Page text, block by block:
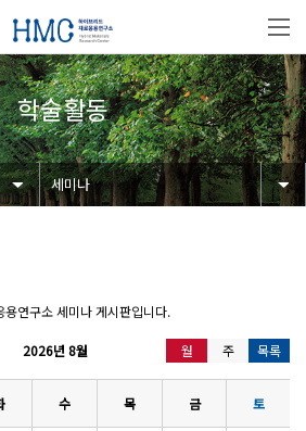
학술활동
세미나
연구소 세미나 게시판입니다.
2026년 8월 월 주 목록
수 목 금 토